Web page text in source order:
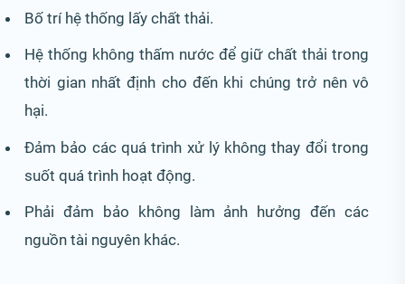
Bố trí hệ thống lấy chất thải.
Hệ thống không thấm nước để giữ chất thải trong
thời gian nhất định cho đến khi chúng trở nên vô
hại.
Đảm bảo các quá trình xử lý không thay đổi trong
suốt quá trình hoạt động.
Phải đảm bảo không làm ảnh hưởng đến các
nguồn tài nguyên khác.